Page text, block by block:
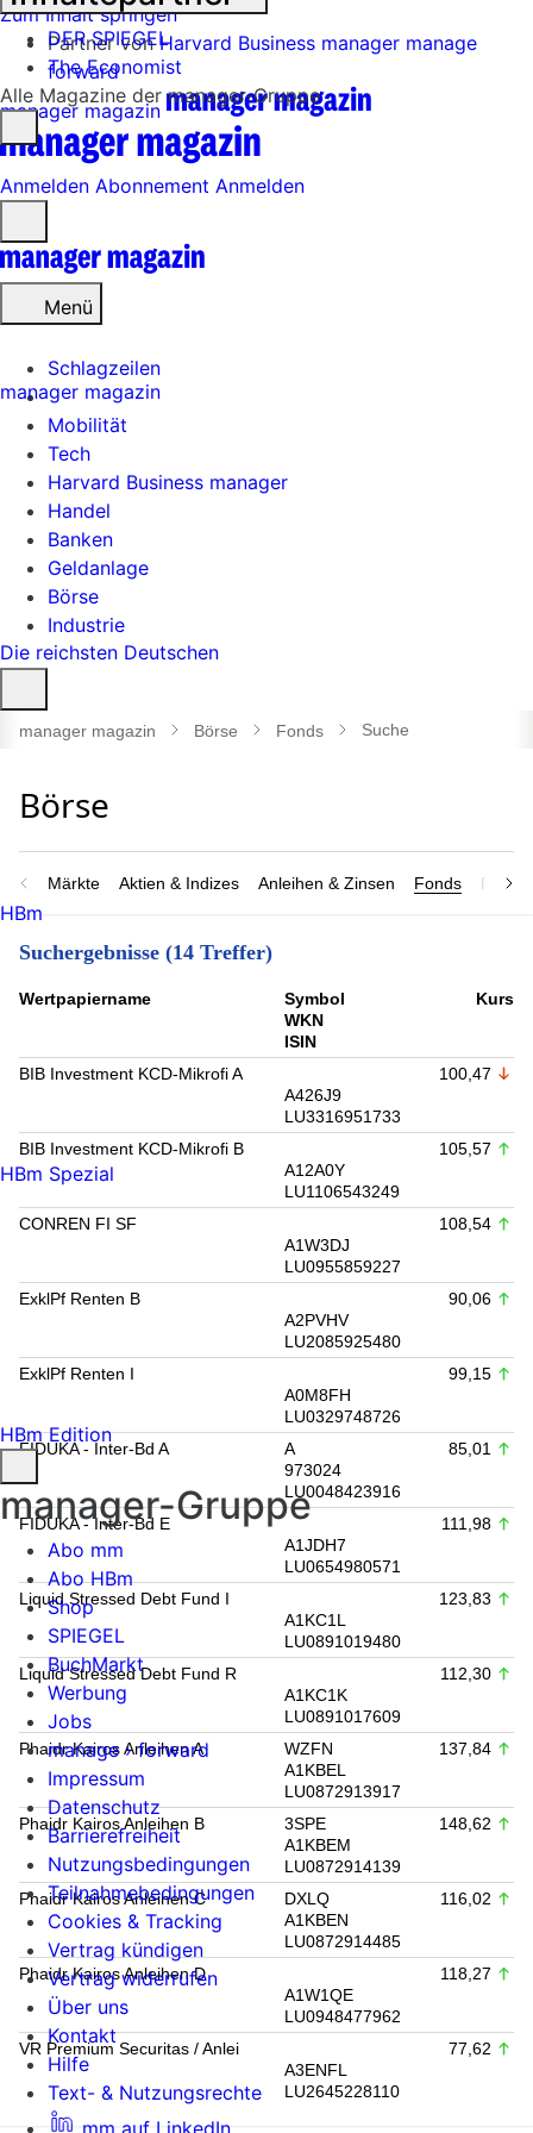
Zum Inhalt springen
Partner von Harvard Business manager manage
forward
manager magazin
Anmelden Abonnement Anmelden
öffnen
Menü
Schlagzeilen
Mobilität
Tech
Harvard Business manager
Handel
Banken
Geldanlage
Börse
Industrie
öffnen
manager magazin Börse Fonds Suche
Märkte Aktien & Indizes Anleihen & Zinsen Fonds
Suchergebnisse (14 Treffer)
Wert­papier­name
Symbol
WKN
ISIN
Kurs
BIB Investment KCD-Mikrofi A
A426J9
LU3316951733
100,47
BIB Investment KCD-Mikrofi B
A12A0Y
LU1106543249
105,57
CONREN FI SF
A1W3DJ
LU0955859227
108,54
ExklPf Renten B
A2PVHV
LU2085925480
90,06
ExklPf Renten I
A0M8FH
LU0329748726
99,15
FIDUKA - Inter-Bd A
A
973024
LU0048423916
85,01
FIDUKA - Inter-Bd E
A1JDH7
LU0654980571
111,98
Liquid Stressed Debt Fund I
A1KC1L
LU0891019480
123,83
Liquid Stressed Debt Fund R
A1KC1K
LU0891017609
112,30
Phaidr Kairos Anleihen A
WZFN
A1KBEL
LU0872913917
137,84
Phaidr Kairos Anleihen B
3SPE
A1KBEM
LU0872914139
148,62
Phaidr Kairos Anleihen C
DXLQ
A1KBEN
LU0872914485
116,02
Phaidr Kairos Anleihen D
A1W1QE
LU0948477962
118,27
VR Premium Securitas / Anlei
A3ENFL
LU2645228110
77,62
DER SPIEGEL
The Economist
Alle Magazine der manager-Gruppe
manager magazin
Die reichsten Deutschen
HBm
HBm Spezial
HBm Edition
manager-Gruppe
Abo mm
Abo HBm
Shop
SPIEGEL
BuchMarkt
Werbung
Jobs
manage › forward
Impressum
Datenschutz
Barrierefreiheit
Nutzungsbedingungen
Teilnahmebedingungen
Cookies & Tracking
Vertrag kündigen
Vertrag widerrufen
Über uns
Kontakt
Hilfe
Text- & Nutzungsrechte
mm auf LinkedIn